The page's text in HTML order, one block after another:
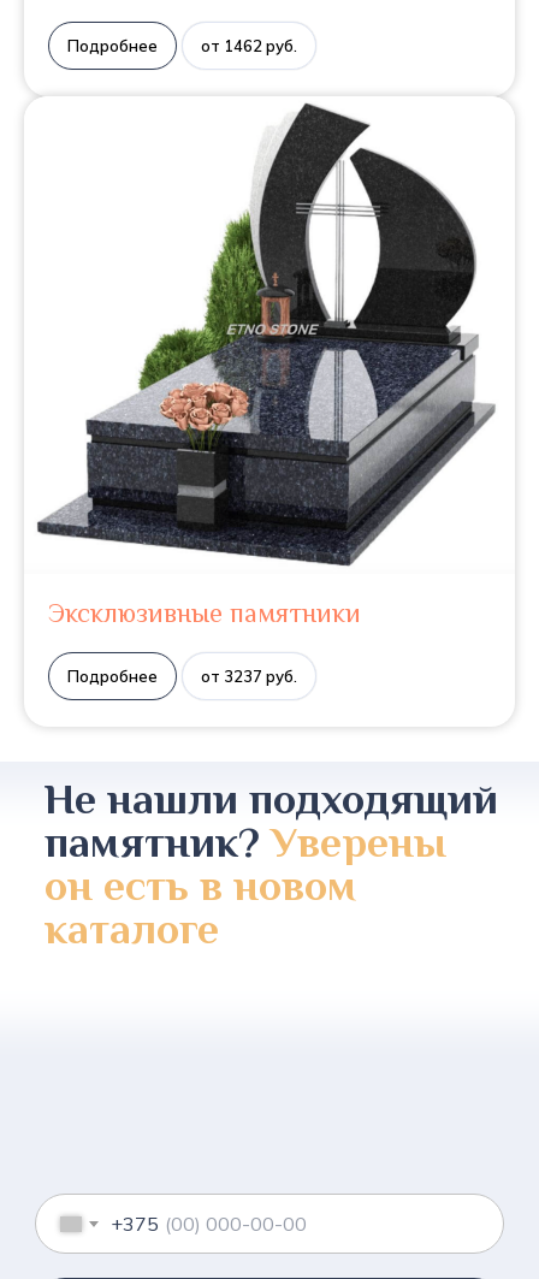
Подробнее от 1462 руб.
Эксклюзивные памятники
Подробнее от 3237 руб.
Не нашли подходящий
памятник?Уверены
он есть в новом
каталоге
+375